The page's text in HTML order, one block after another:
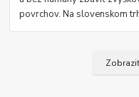
povrchov. Na slovenskom